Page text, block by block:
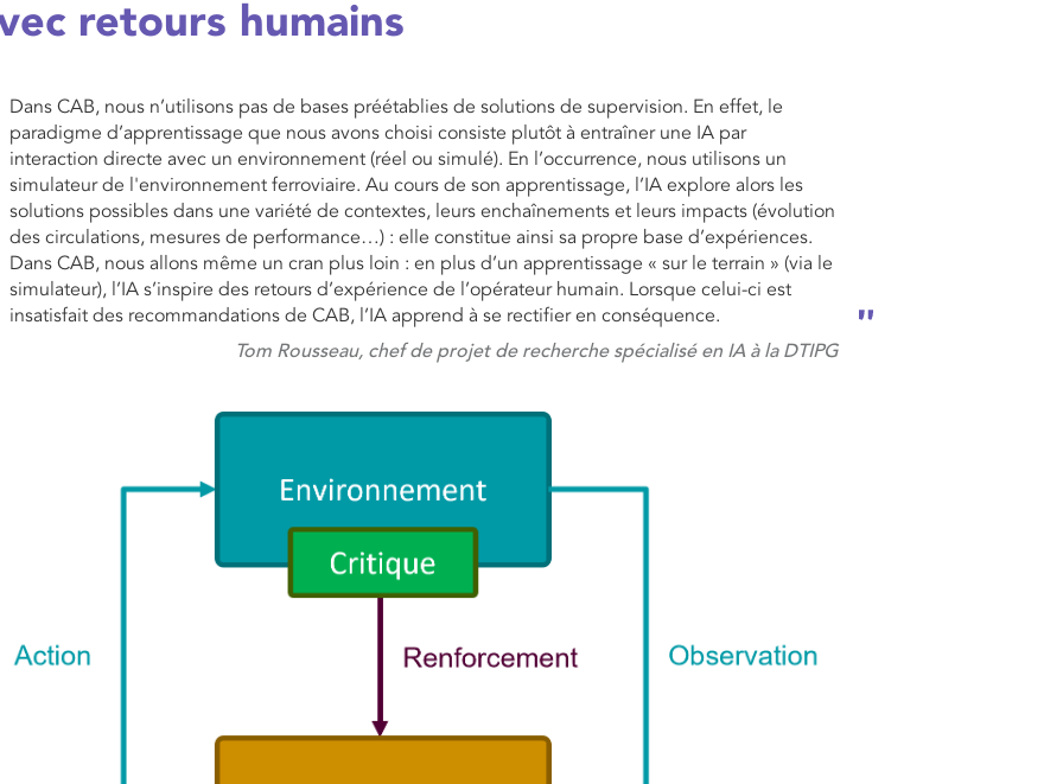
retours humains
Dans CAB, nous n’utilisons pas de bases préétablies de solutions de supervision. En effet, le
paradigme d’apprentissage que nous avons choisi consiste plutôt à entraîner une IA par
interaction directe avec un environnement (réel ou simulé). En l’occurrence, nous utilisons un
simulateur de l'environnement ferroviaire. Au cours de son apprentissage, l’IA explore alors les
solutions possibles dans une variété de contextes, leurs enchaînements et leurs impacts (évolution
des circulations, mesures de performance…) : elle constitue ainsi sa propre base d’expériences.
Dans CAB, nous allons même un cran plus loin : en plus d’un apprentissage « sur le terrain » (via le
simulateur), l’IA s’inspire des retours d’expérience de l’opérateur humain. Lorsque celui-ci est
insatisfait des recommandations de CAB, l’IA apprend à se rectifier en conséquence.
Tom Rousseau, chef de projet de recherche spécialisé en IA à la DTIPG